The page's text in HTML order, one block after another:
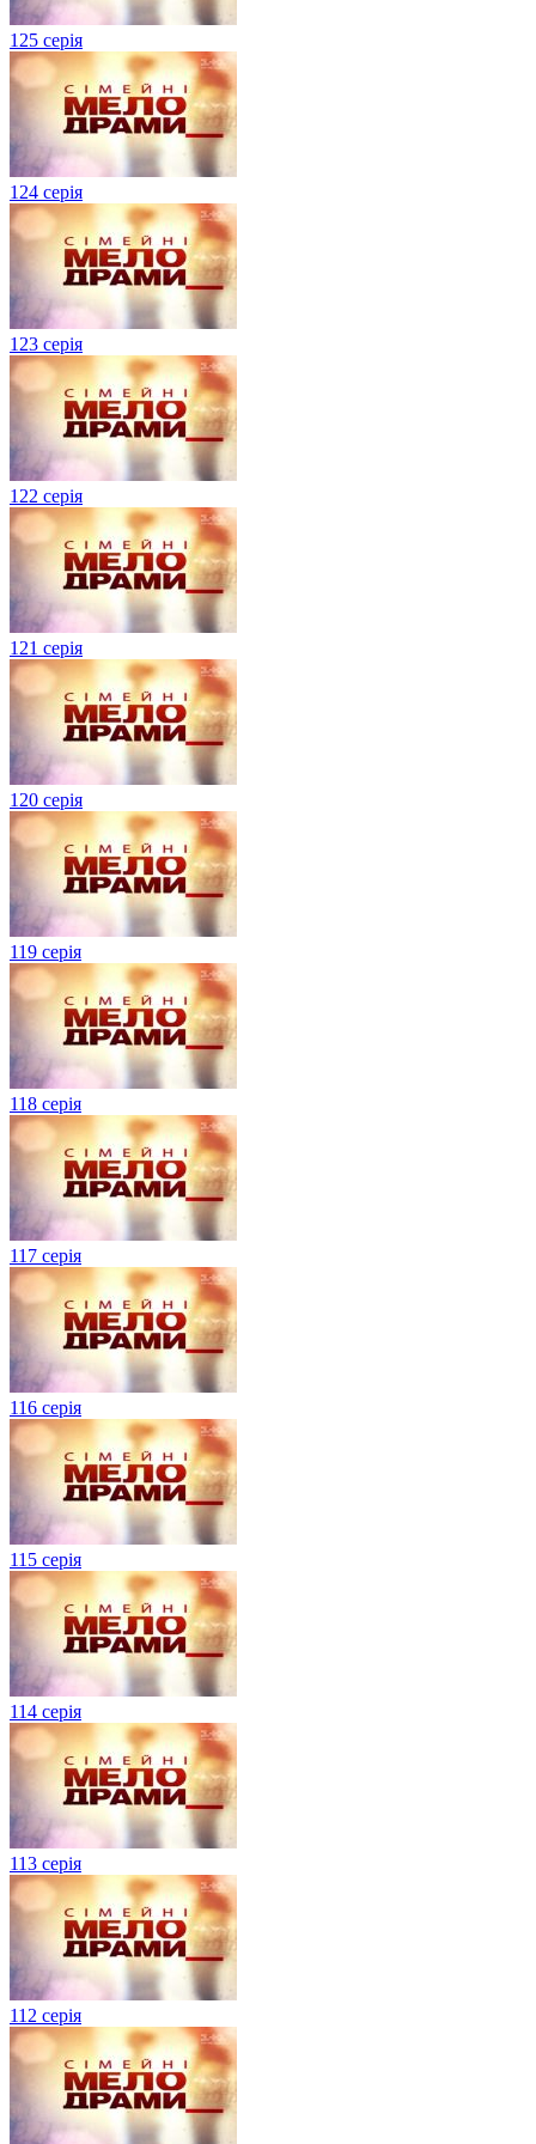
125 серія
124 серія
123 серія
122 серія
121 серія
120 серія
119 серія
118 серія
117 серія
116 серія
115 серія
114 серія
113 серія
112 серія